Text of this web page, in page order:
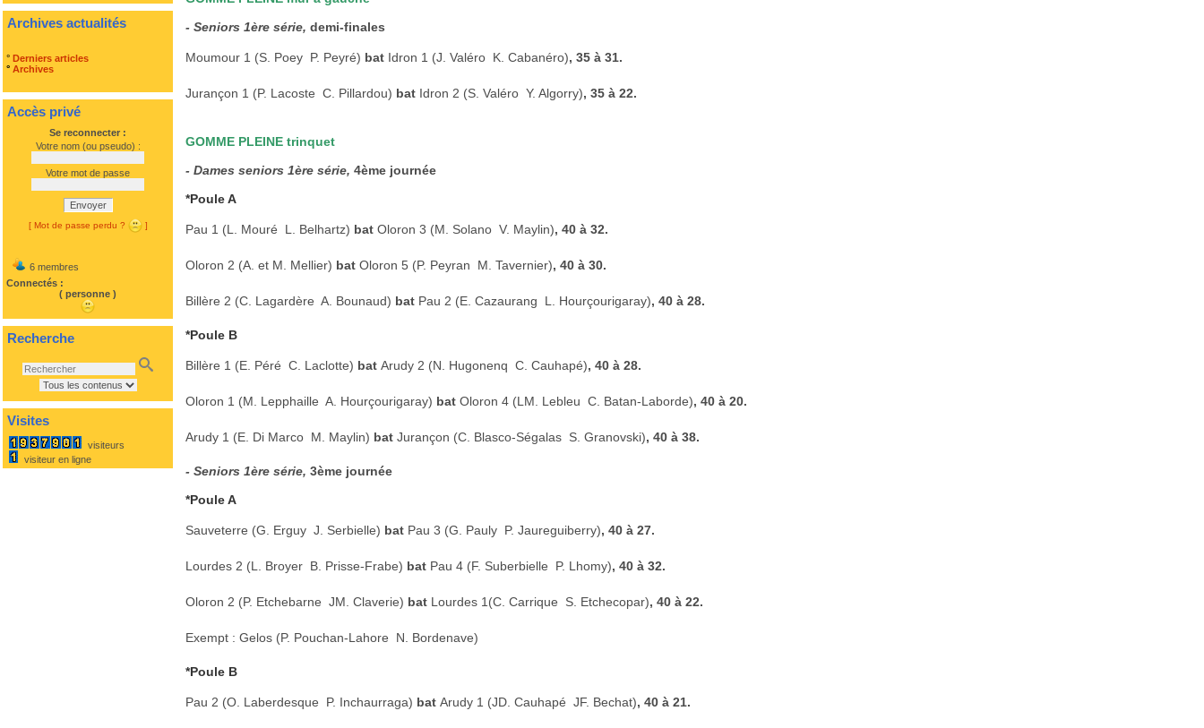
Archives actualités
° Derniers articles
° Archives
Accès privé
Se reconnecter :
Votre nom (ou pseudo) :
Votre mot de passe
Envoyer
[ Mot de passe perdu ? ]
6 membres
Connectés :
( personne )
Recherche
Visites
visiteurs
visiteur en ligne
- Seniors 1ère série, demi-finales
Moumour 1 (S. Poey  P. Peyré) bat Idron 1 (J. Valéro  K. Cabanéro), 35 à 31.
Jurançon 1 (P. Lacoste  C. Pillardou) bat Idron 2 (S. Valéro  Y. Algorry), 35 à 22.
GOMME PLEINE trinquet
- Dames seniors 1ère série, 4ème journée
*Poule A
Pau 1 (L. Mouré  L. Belhartz) bat Oloron 3 (M. Solano  V. Maylin), 40 à 32.
Oloron 2 (A. et M. Mellier) bat Oloron 5 (P. Peyran  M. Tavernier), 40 à 30.
Billère 2 (C. Lagardère  A. Bounaud) bat Pau 2 (E. Cazaurang  L. Hourçourigaray), 40 à 28.
*Poule B
Billère 1 (E. Péré  C. Laclotte) bat Arudy 2 (N. Hugonenq  C. Cauhapé), 40 à 28.
Oloron 1 (M. Lepphaille  A. Hourçourigaray) bat Oloron 4 (LM. Lebleu  C. Batan-Laborde), 40 à 20.
Arudy 1 (E. Di Marco  M. Maylin) bat Jurançon (C. Blasco-Ségalas  S. Granovski), 40 à 38.
- Seniors 1ère série, 3ème journée
*Poule A
Sauveterre (G. Erguy  J. Serbielle) bat Pau 3 (G. Pauly  P. Jaureguiberry), 40 à 27.
Lourdes 2 (L. Broyer  B. Prisse-Frabe) bat Pau 4 (F. Suberbielle  P. Lhomy), 40 à 32.
Oloron 2 (P. Etchebarne  JM. Claverie) bat Lourdes 1(C. Carrique  S. Etchecopar), 40 à 22.
Exempt : Gelos (P. Pouchan-Lahore  N. Bordenave)
*Poule B
Pau 2 (O. Laberdesque  P. Inchaurraga) bat Arudy 1 (JD. Cauhapé  JF. Bechat), 40 à 21.